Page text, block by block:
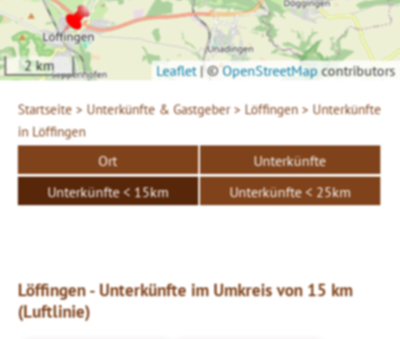
2 km Leaflet |©OpenStreetMapcontributors
Startseite > Unterkünfte & Gastgeber > Löffingen > Unterkünfte
in Löffingen
Ort
Unterkünfte
Unterkünfte < 15km
Unterkünfte < 25km
Löffingen - Unterkünfte im Umkreis von 15 km
(Luftlinie)